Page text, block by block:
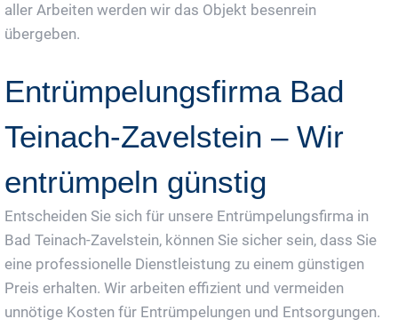
aller Arbeiten werden wir das Objekt besenrein
übergeben.
Entrümpelungsfirma Bad
Teinach-Zavelstein – Wir
entrümpeln günstig
Entscheiden Sie sich für unsere Entrümpelungsfirma in
Bad Teinach-Zavelstein, können Sie sicher sein, dass Sie
eine professionelle Dienstleistung zu einem günstigen
Preis erhalten. Wir arbeiten effizient und vermeiden
unnötige Kosten für Entrümpelungen und Entsorgungen.